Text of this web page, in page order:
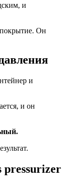
и
Он
и
и он
pressurizer